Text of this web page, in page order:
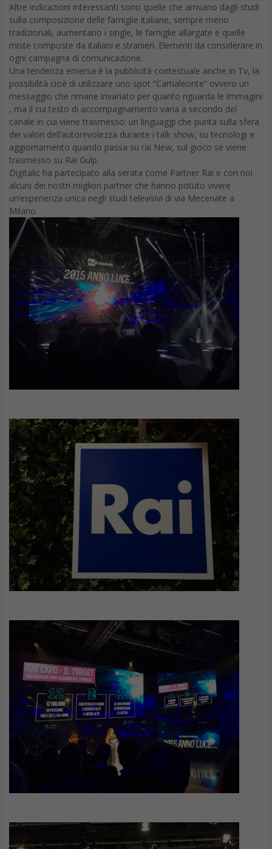
Altre indicazioni interessanti sono quelle che arrivano dagli studi
sulla composizione delle famiglie italiane, sempre meno
tradizionali, aumentano i single, le famiglie allargate e quelle
miste composte da italiani e stranieri. Elementi da considerare in
ogni campagna di comunicazione.
Una tendenza emersa è la pubblicità contestuale anche in Tv, la
possibilità cioè di utilizzare uno spot “Camaleonte” ovvero un
messaggio che rimane invariato per quanto riguarda le immagini
, ma il cui testo di accompagnamento varia a secondo del
canale in cui viene trasmesso: un linguaggi che punta sulla sfera
dei valori dell’autorevolezza durante i talk show, su tecnologi e
aggiornamento quando passa su rai New, sul gioco se viene
trasmesso su Rai Gulp.
Digitalic ha partecipato alla serata come Partner Rai e con noi
alcuni dei nostri migliori partner che hanno potuto vivere
un’esperienza unica negli studi televisivi di via Mecenate a
Milano.